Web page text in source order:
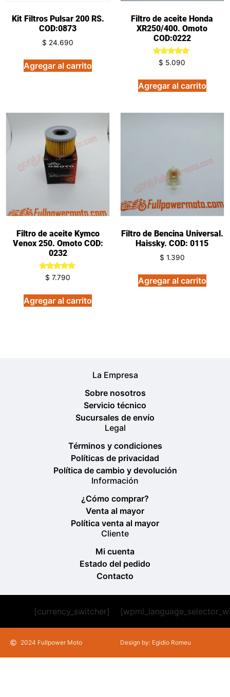
Kit Filtros Pulsar 200 RS.
COD:0873
$ 24.690
Agregar al carrito
Filtro de aceite Honda
XR250/400. Omoto
COD:0222
Valorado
en
de 5
$ 5.090
Agregar al carrito
Filtro de aceite Kymco
Venox 250. Omoto COD:
0232
Valorado
en
de 5
$ 7.790
Agregar al carrito
Filtro de Bencina Universal.
Haissky. COD: 0115
$ 1.390
Agregar al carrito
La Empresa
Sobre nosotros
Servicio técnico
Sucursales de envío
Legal
Términos y condiciones
Políticas de privacidad
Política de cambio y devolución
Información
¿Cómo comprar?
Venta al mayor
Política venta al mayor
Cliente
Mi cuenta
Estado del pedido
Contacto
[currency_switcher]
2024 Fullpower Moto Design by: Egidio Romeu